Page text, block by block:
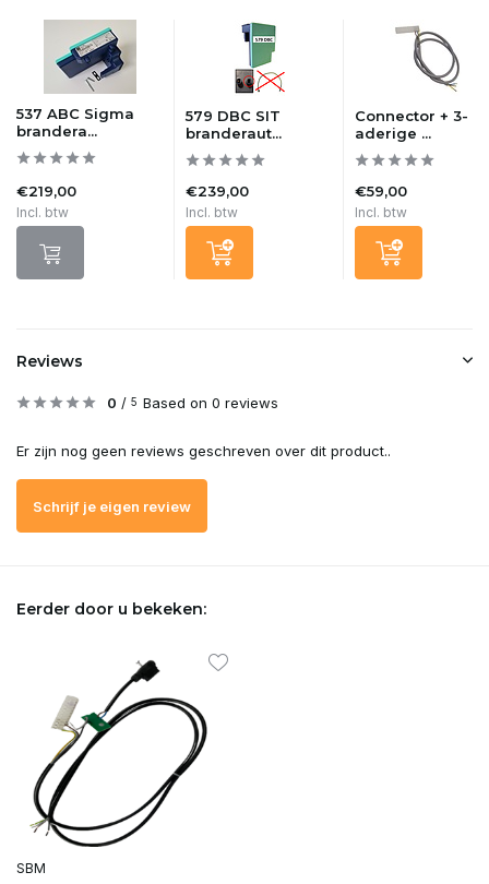
537 ABC Sigma
brandera...
€219,00
Incl. btw
579 DBC SIT
branderaut...
€239,00
Incl. btw
Connector + 3-
aderige ...
€59,00
Incl. btw
Reviews
0 / 5 Based on 0 reviews
Er zijn nog geen reviews geschreven over dit product..
Schrijf je eigen review
Eerder door u bekeken:
SBM